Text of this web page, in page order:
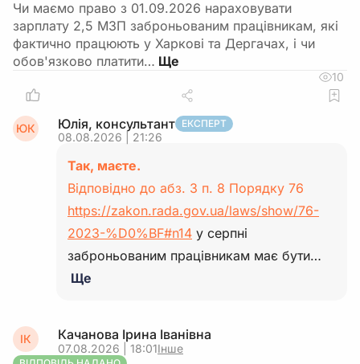
Чи маємо право з 01.09.2026 нараховувати
зарплату 2,5 МЗП заброньованим працівникам, які
фактично працюють у Харкові та Дергачах, і чи
обов'язково платити…
10
ЮК Юлія, консультант ЕКСПЕРТ
08.08.2026 | 21:26
Так, маєте.
Відповідно до абз. 3 п. 8 Порядку 76
https://zakon.rada.gov.ua/laws/show/76-
2023-%D0%BF#n14 у серпні
заброньованим працівникам має бути…
Ще
ІК Качанова Ірина Іванівна
07.08.2026 | 18:01Інше